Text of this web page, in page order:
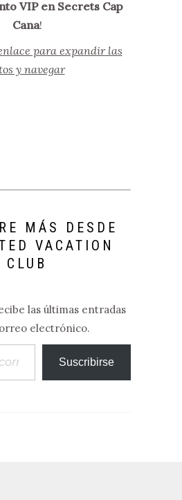
VIP en Secrets Cap
Cana!
para expandir las
y navegar
MÁS DESDE
VACATION
CLUB
las últimas entradas
electrónico.
Suscribirse